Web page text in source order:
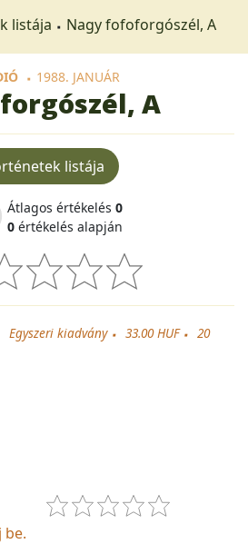
listája Nagy fofoforgószél, A
1988. JANUÁR
A
listája
Átlagos értékelés 0
0 értékelés alapján
Egyszeri kiadvány 33.00 HUF
20
be.